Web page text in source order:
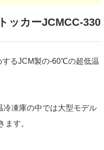
ッカーJCMCC-330
するJCM製の-60℃の超低温
凍庫の中では大型モデル
ます。